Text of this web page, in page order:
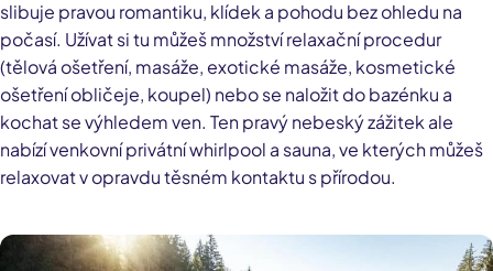
slibuje pravou romantiku, klídek a pohodu bez ohledu na
počasí. Užívat si tu můžeš množství relaxační procedur
(tělová ošetření, masáže, exotické masáže, kosmetické
ošetření obličeje, koupel) nebo se naložit do bazénku a
kochat se výhledem ven. Ten pravý nebeský zážitek ale
nabízí venkovní privátní whirlpool a sauna, ve kterých můžeš
relaxovat v opravdu těsném kontaktu s přírodou.